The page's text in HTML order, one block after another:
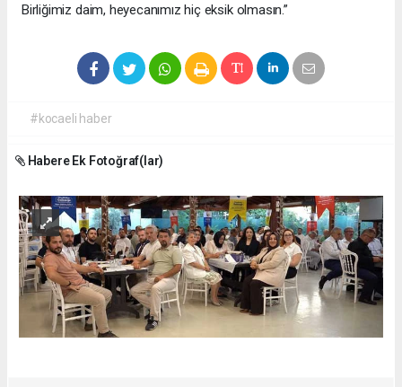
Birliğimiz daim, heyecanımız hiç eksik olmasın.”
#kocaeli haber
Habere Ek Fotoğraf(lar)